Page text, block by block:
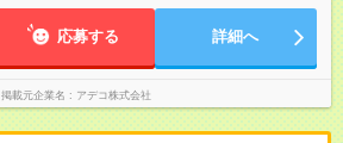
応募する 詳細へ
掲載元企業名 アデコ株式会社